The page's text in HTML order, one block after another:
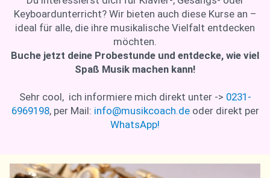
Keyboardunterricht? Wir bieten auch diese Kurse an –
ideal für alle, die ihre musikalische Vielfalt entdecken
möchten.
Buche jetzt deine Probestunde und entdecke, wie viel
Spaß Musik machen kann!
Sehr cool, ich informiere mich direkt unter -> 0231-
6969198, per Mail: info@musikcoach.deoder direkt per
WhatsApp!